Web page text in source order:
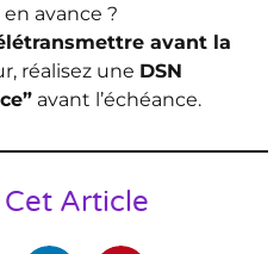
avance ?
avant la
réalisez une DSN
avant l’échéance.
Cet Article